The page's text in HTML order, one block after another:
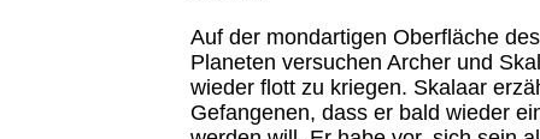
Auf der mondartigen Oberfläche
Planeten versuchen Archer und
wieder flott zu kriegen. Skalaar
Gefangenen, dass er bald wieder